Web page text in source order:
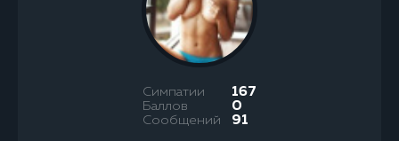
Симпатии 167
Баллов 0
Сообщений 91